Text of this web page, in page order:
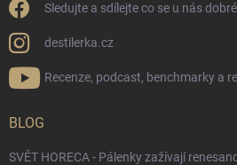
Sledujte a sdílejte co se u nás
destilerka.cz
Recenze, podcast, benchmarky a
BLOG
SVĚT HORECA - Pálenky zažívají